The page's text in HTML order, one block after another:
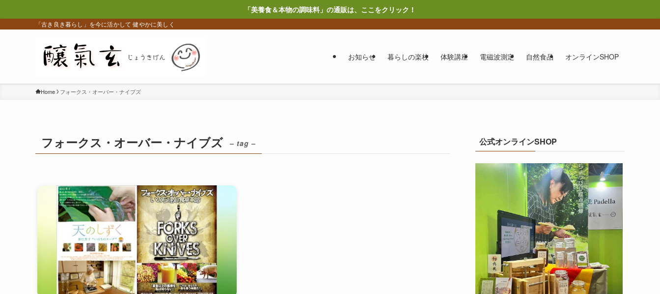
「美養食＆本物の調味料」の通販は、ここをクリック！
「古き良き暮らし」を今に活かして 健やかに美しく
お知らせ 暮らしの楽校 体験講座 電磁波測定 自然食品 オンラインSHOP
Home フォークス・オーバー・ナイブズ
フォークス・オーバー・ナイブズ – tag – 公式オンラインSHOP